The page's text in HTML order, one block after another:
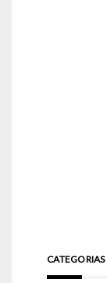
CATEGORIAS